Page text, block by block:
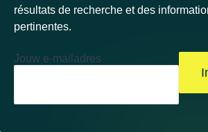
résultats de recherche et des
pertinentes.
Jouw e-mailadres